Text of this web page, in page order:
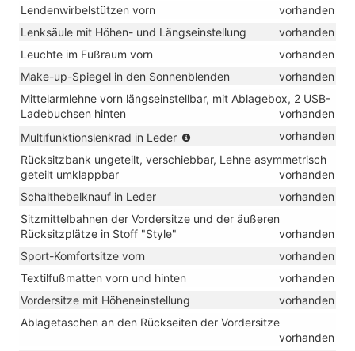
Lendenwirbelstützen vorn
vorhanden
Lenksäule mit Höhen- und Längseinstellung
vorhanden
Leuchte im Fußraum vorn
vorhanden
Make-up-Spiegel in den Sonnenblenden
vorhanden
Mittelarmlehne vorn längseinstellbar, mit Ablagebox, 2 USB-
Ladebuchsen hinten
vorhanden
Multifunktionslenkrad in Leder
mit
vorhanden
Rücksitzbank ungeteilt, verschiebbar, Lehne asymmetrisch
geteilt umklappbar
vorhanden
Schalthebelknauf in Leder
vorhanden
Sitzmittelbahnen der Vordersitze und der äußeren
Rücksitzplätze in Stoff "Style"
vorhanden
Sport-Komfortsitze vorn
vorhanden
Textilfußmatten vorn und hinten
vorhanden
Vordersitze mit Höheneinstellung
vorhanden
Ablagetaschen an den Rückseiten der Vordersitze
vorhanden